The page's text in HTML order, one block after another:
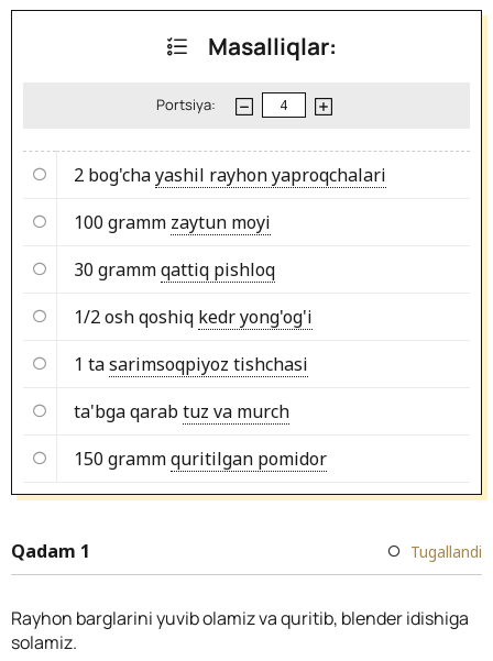
Masalliqlar:
Portsiya:
2 bog'chayashil rayhon yaproqchalari
100 gramm zaytun moyi
30 grammqattiq pishloq
1/2 osh qoshiq kedr yong'og'i
1 tasarimsoqpiyoz tishchasi
ta'bga qarabtuz va murch
150 grammquritilgan pomidor
Qadam 1 Tugallandi
Rayhon barglarini yuvib olamiz va quritib, blender idishiga
solamiz.